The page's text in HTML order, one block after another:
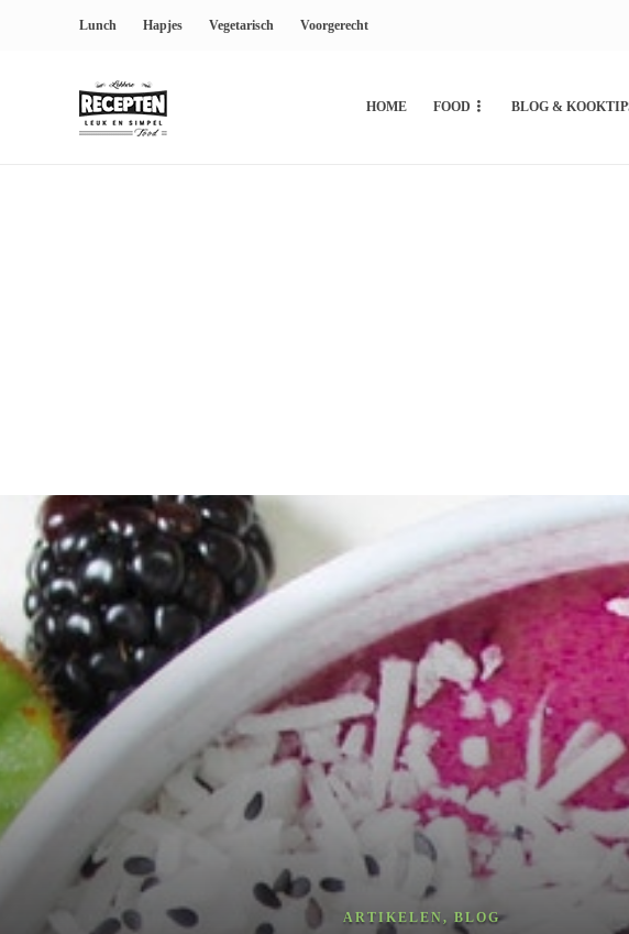
Lunch Hapjes Vegetarisch Voorgerecht
HOME FOOD BLOG &
ARTIKELEN, BLOG